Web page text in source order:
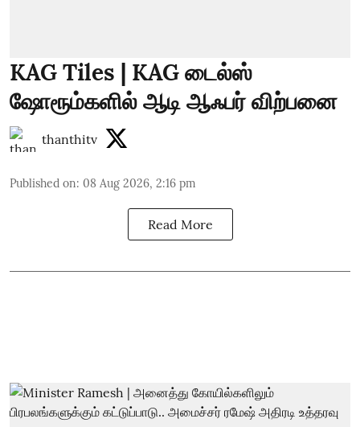
KAG Tiles | KAG டைல்ஸ்
ஷோரூம்களில் ஆடி ஆஃபர் விற்பனை
thanthitv
Published on: 08 Aug 2026, 2:16 pm
Read More